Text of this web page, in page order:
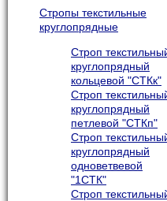
Стропы текстильные
круглопрядные
Строп
круглопрядный
кольцевой "СТКк"
Строп
круглопрядный
петлевой "СТКп"
Строп
круглопрядный
одноветвевой
"1СТК"
Строп